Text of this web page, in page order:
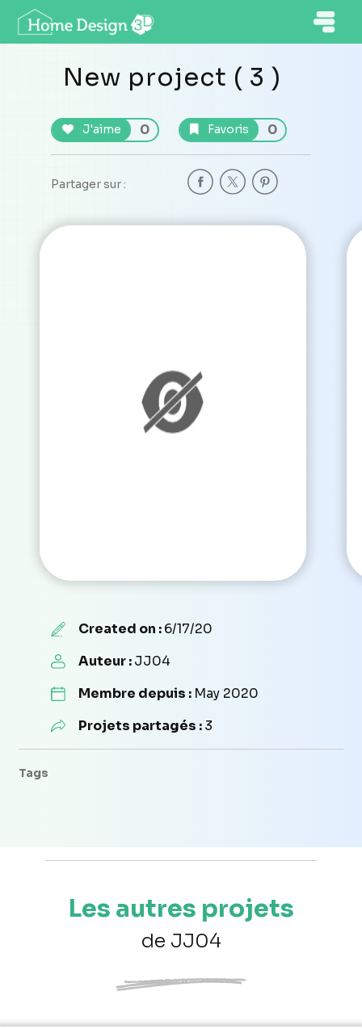
New project ( 3 )
J'aime 0 Favoris 0
Partager sur :
Created on :6/17/20
Auteur :JJ04
Membre depuis : May 2020
Projets partagés :3
Tags
Les autres projets
de JJ04